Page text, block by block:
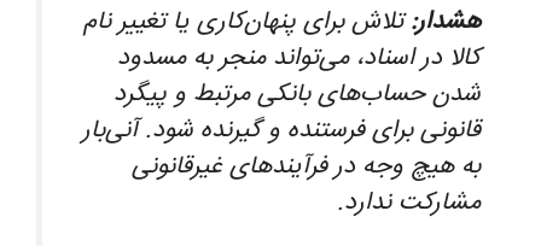
هشدار:تلاش برای پنهان‌کاری یا تغییر نام
کالا در اسناد، می‌تواند منجر به مسدود
شدن حساب‌های بانکی مرتبط و پیگرد
قانونی برای فرستنده و گیرنده شود. آنی‌بار
به هیچ وجه در فرآیندهای غیرقانونی
مشارکت ندارد.